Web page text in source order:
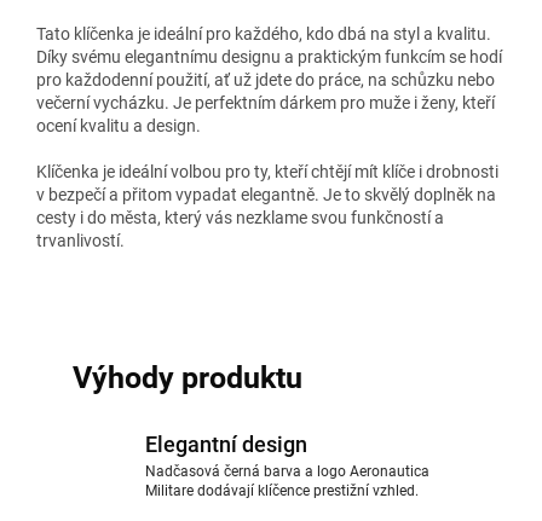
Tato klíčenka je ideální pro každého, kdo dbá na styl a kvalitu.
Díky svému elegantnímu designu a praktickým funkcím se hodí
pro každodenní použití, ať už jdete do práce, na schůzku nebo
večerní vycházku. Je perfektním dárkem pro muže i ženy, kteří
ocení kvalitu a design.
Klíčenka je ideální volbou pro ty, kteří chtějí mít klíče i drobnosti
v bezpečí a přitom vypadat elegantně. Je to skvělý doplněk na
cesty i do města, který vás nezklame svou funkčností a
trvanlivostí.
Výhody produktu
Elegantní design
Nadčasová černá barva a logo Aeronautica
Militare dodávají klíčence prestižní vzhled.